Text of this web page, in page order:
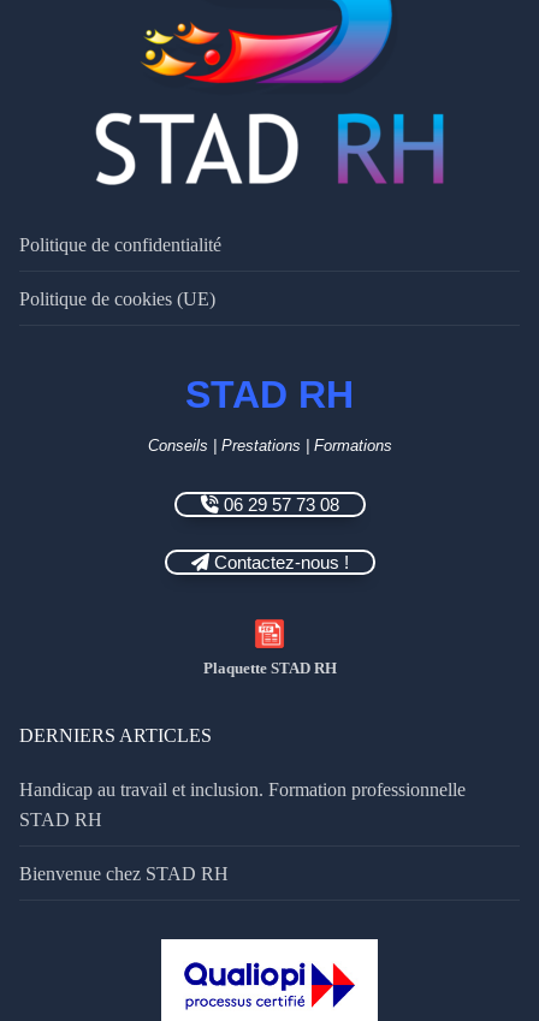
Politique de confidentialité
Politique de cookies (UE)
STAD RH
Conseils | Prestations | Formations
06 29 57 73 08
Contactez-nous !
Plaquette STAD RH
DERNIERS ARTICLES
Handicap au travail et inclusion. Formation professionnelle
STAD RH
Bienvenue chez STAD RH